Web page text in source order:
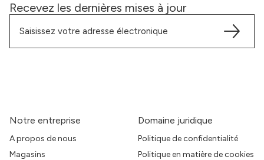
Recevez les dernières mises à jour
Notre entreprise
A propos de nous
Magasins
Domaine juridique
Politique de confidentialité
Politique en matière de cookies